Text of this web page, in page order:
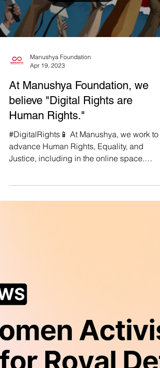
Load video
Manushya Foundation
Apr 19, 2023
At Manushya Foundation, we
Human Rights."
#DigitalRights📱 At Manushya, we work to
Justice, including in the online space.